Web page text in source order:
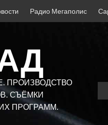
Радио Мегаполис
ПРОИЗВОДСТВО
СЪЁМКИ
ПРОГРАММ.